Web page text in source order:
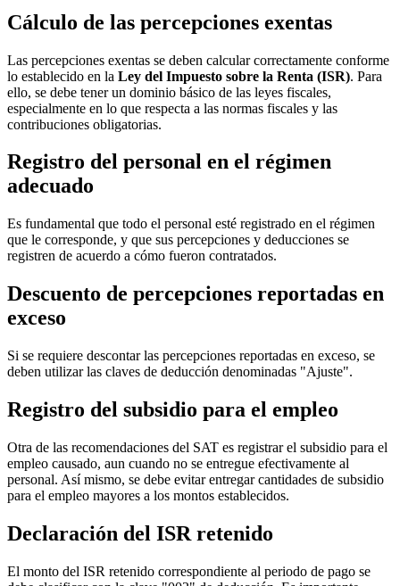
Cálculo de las percepciones exentas
Las percepciones exentas se deben calcular correctamente conforme
lo establecido en la Ley del Impuesto sobre la Renta (ISR). Para
ello, se debe tener un dominio básico de las leyes fiscales,
especialmente en lo que respecta a las normas fiscales y las
contribuciones obligatorias.
Registro del personal en el régimen
adecuado
Es fundamental que todo el personal esté registrado en el régimen
que le corresponde, y que sus percepciones y deducciones se
registren de acuerdo a cómo fueron contratados.
Descuento de percepciones reportadas en
exceso
Si se requiere descontar las percepciones reportadas en exceso, se
deben utilizar las claves de deducción denominadas "Ajuste".
Registro del subsidio para el empleo
Otra de las recomendaciones del SAT es registrar el subsidio para el
empleo causado, aun cuando no se entregue efectivamente al
personal. Así mismo, se debe evitar entregar cantidades de subsidio
para el empleo mayores a los montos establecidos.
Declaración del ISR retenido
El monto del ISR retenido correspondiente al periodo de pago se